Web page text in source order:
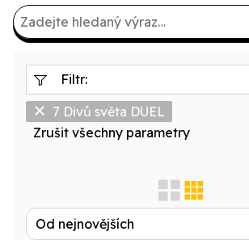
Filtr:
Produktová řada
7 Divů světa DUEL
Zrušit všechny parametry